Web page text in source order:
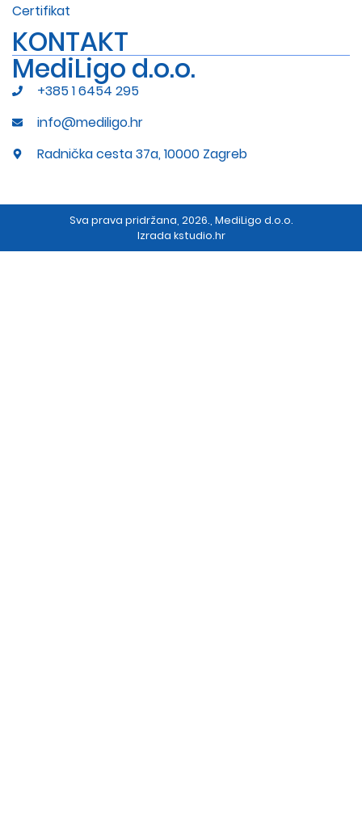
Certifikat
KONTAKT
MediLigo d.o.o.
+385 1 6454 295
info@mediligo.hr
Radnička cesta 37a, 10000 Zagreb
Sva prava pridržana, 2026., MediLigo d.o.o.
Izrada kstudio.hr